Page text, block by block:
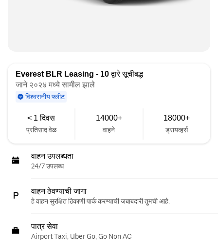
Everest BLR Leasing - 10द्वारे सूचीबद्ध
जाने २०२४ मध्ये सामील झाले
विश्वसनीय फ्लीट
< 1 दिवस
प्रतिसाद वेळ
14000+
वाहने
18000+
ड्रायव्हर्स
वाहन उपलब्धता
24/7 उपलब्ध
वाहन ठेवण्याची जागा
हे वाहन सुरक्षित ठिकाणी पार्क करण्याची जबाबदारी तुमची आहे.
पात्र सेवा
Airport Taxi, Uber Go, Go Non AC